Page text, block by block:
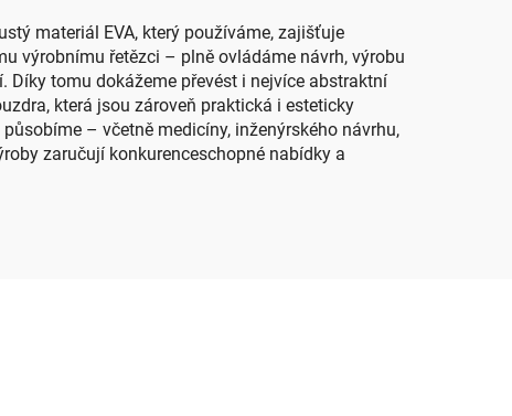
materiál EVA, který používáme, zajišťuje
výrobnímu řetězci – plně ovládáme návrh, výrobu
Díky tomu dokážeme převést i nejvíce abstraktní
která jsou zároveň praktická i esteticky
– včetně medicíny, inženýrského návrhu,
zaručují konkurenceschopné nabídky a